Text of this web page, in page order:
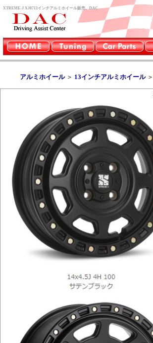
XTREME-J XJ0713インチアルミホイール販売。DAC
アルミホイール＞ 13インチアルミホイール＞